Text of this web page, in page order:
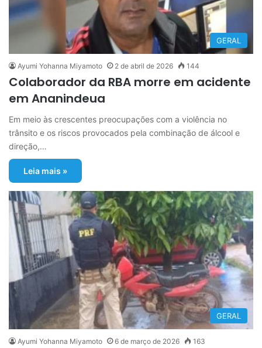
GERAL
Ayumi Yohanna Miyamoto 2 de abril de 2026 144
Colaborador da RBA morre em acidente
em Ananindeua
Em meio às crescentes preocupações com a violência no
trânsito e os riscos provocados pela combinação de álcool e
direção,…
Leia mais »
GERAL
Ayumi Yohanna Miyamoto 6 de março de 2026 163